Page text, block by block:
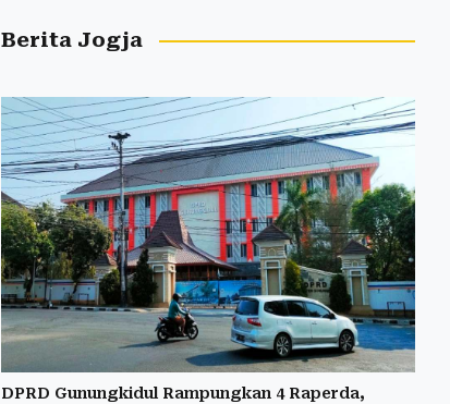
Berita Jogja
DPRD Gunungkidul Rampungkan 4 Raperda,